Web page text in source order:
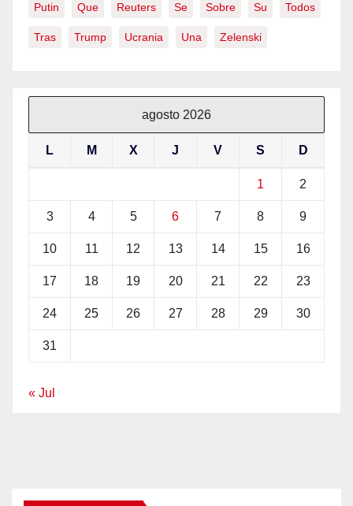
Putin Que Reuters Se Sobre Su Todos
Tras Trump Ucrania Una Zelenski
agosto 2026
L M X J V S D
1 2
3 4 5 6 7 8 9
10 11 12 13 14 15 16
17 18 19 20 21 22 23
24 25 26 27 28 29 30
31
« Jul